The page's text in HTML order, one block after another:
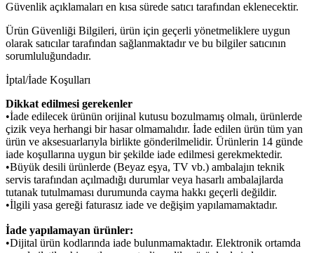
Güvenlik açıklamaları en kısa sürede satıcı tarafından eklenecektir.
Ürün Güvenliği Bilgileri, ürün için geçerli yönetmeliklere uygun
olarak satıcılar tarafından sağlanmaktadır ve bu bilgiler satıcının
sorumluluğundadır.
İptal/İade Koşulları
Dikkat edilmesi gerekenler
•İade edilecek ürünün orijinal kutusu bozulmamış olmalı, ürünlerde
çizik veya herhangi bir hasar olmamalıdır. İade edilen ürün tüm yan
ürün ve aksesuarlarıyla birlikte gönderilmelidir. Ürünlerin 14 günde
iade koşullarına uygun bir şekilde iade edilmesi gerekmektedir.
•Büyük desili ürünlerde (Beyaz eşya, TV vb.) ambalajın teknik
servis tarafından açılmadığı durumlar veya hasarlı ambalajlarda
tutanak tutulmaması durumunda cayma hakkı geçerli değildir.
•İlgili yasa gereği faturasız iade ve değişim yapılamamaktadır.
İade yapılamayan ürünler:
•Dijital ürün kodlarında iade bulunmamaktadır. Elektronik ortamda